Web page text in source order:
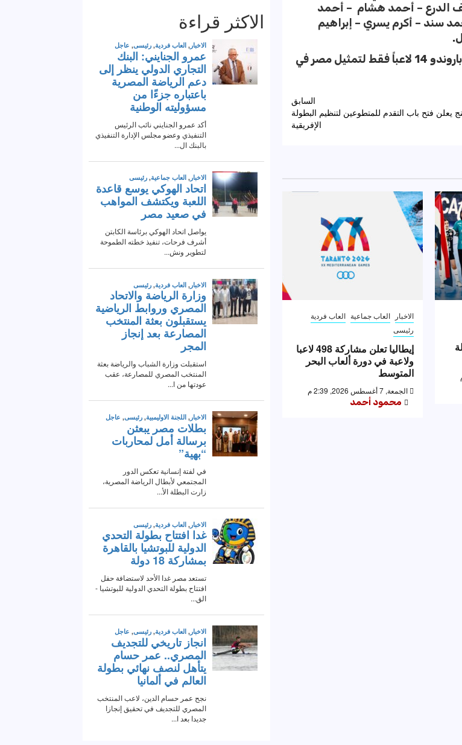
الدرع – أحمد هشام – أحمد
سند – أكرم يسري – إبراهيم
ومن المقرر أن يختار الجهاز الفني بقيادة الإسباني جارسيا باروندو 14 لاعباً فقط لتمثيل مصر في
السابق
يعلن فتح باب التقدم للمتطوعين لتنظيم البطولة
الإفريقية
الاخبار العاب جماعية العاب فردية
رئيسى
إيطاليا تعلن مشاركة 498 لاعبا
ولاعبة في دورة ألعاب البحر
المتوسط
الجمعة, 7 أغسطس 2026, 2:39 م
محمود أحمد
الاكثر قراءة